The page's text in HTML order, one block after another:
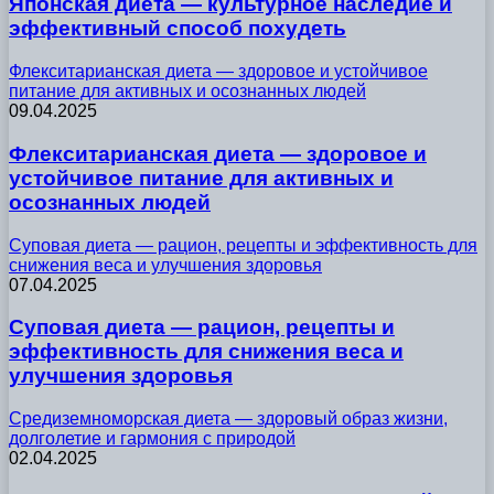
эффективный способ похудеть
Флекситарианская диета — здоровое и устойчивое
питание для активных и осознанных людей
09.04.2025
Флекситарианская диета — здоровое и
устойчивое питание для активных и
осознанных людей
Суповая диета — рацион, рецепты и эффективность для
снижения веса и улучшения здоровья
07.04.2025
Суповая диета — рацион, рецепты и
эффективность для снижения веса и
улучшения здоровья
Средиземноморская диета — здоровый образ жизни,
долголетие и гармония с природой
02.04.2025